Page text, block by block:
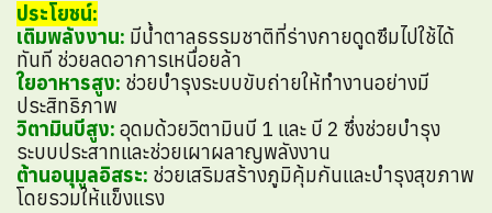
ประโยชน์:
เติมพลังงาน: มีน้ำตาลธรรมชาติที่ร่างกายดูดซึมไปใช้ได้
ทันที ช่วยลดอาการเหนื่อยล้า
ใยอาหารสูง: ช่วยบำรุงระบบขับถ่ายให้ทำงานอย่างมี
ประสิทธิภาพ
วิตามินบีสูง: อุดมด้วยวิตามินบี 1 และ บี 2 ซึ่งช่วยบำรุง
ระบบประสาทและช่วยเผาผลาญพลังงาน
ต้านอนุมูลอิสระ: ช่วยเสริมสร้างภูมิคุ้มกันและบำรุงสุขภาพ
โดยรวมให้แข็งแรง